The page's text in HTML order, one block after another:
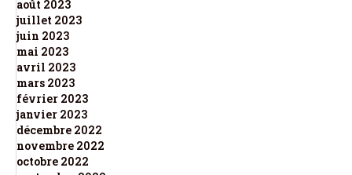
août 2023
juillet 2023
juin 2023
mai 2023
avril 2023
mars 2023
février 2023
janvier 2023
décembre 2022
novembre 2022
octobre 2022